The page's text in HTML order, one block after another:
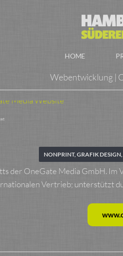
HOME
Webentwicklung |
NONPRINT, GRAFIK
der OneGate Media GmbH. Im
Vertrieb; unterstützt